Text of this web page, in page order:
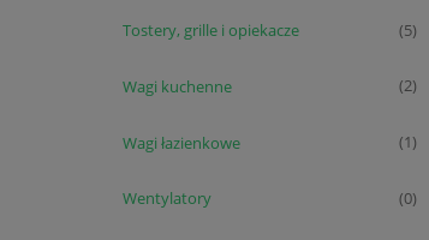
Tostery, grille i opiekacze (5)
Wagi kuchenne (2)
Wagi łazienkowe (1)
Wentylatory (0)